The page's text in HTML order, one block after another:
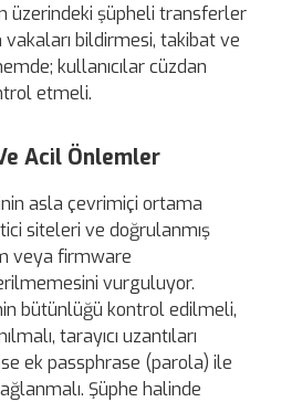
üzerindeki şüpheli transferler
bildirmesi, takibat ve
kullanıcılar cüzdan
etmeli.
Acil Önlemler
asla çevrimiçi ortama
siteleri ve doğrulanmış
veya firmware
vurguluyor.
bütünlüğü kontrol edilmeli,
tarayıcı uzantıları
ek passphrase (parola) ile
Şüphe halinde